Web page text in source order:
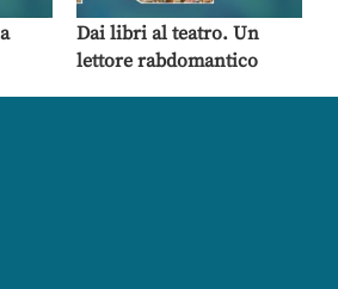
MONDO ANTICO MUSICA
SOCIETÀ STORIA
Dai libri al teatro. Un
lettore rabdomantico